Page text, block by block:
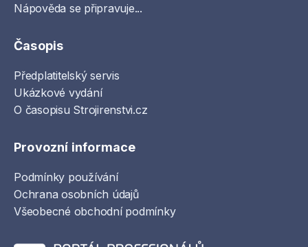
Nápověda se připravuje...
Časopis
Předplatitelský servis
Ukázkové vydání
O časopisu Strojirenstvi.cz
Provozní informace
Podmínky používání
Ochrana osobních údajů
Všeobecné obchodní podmínky